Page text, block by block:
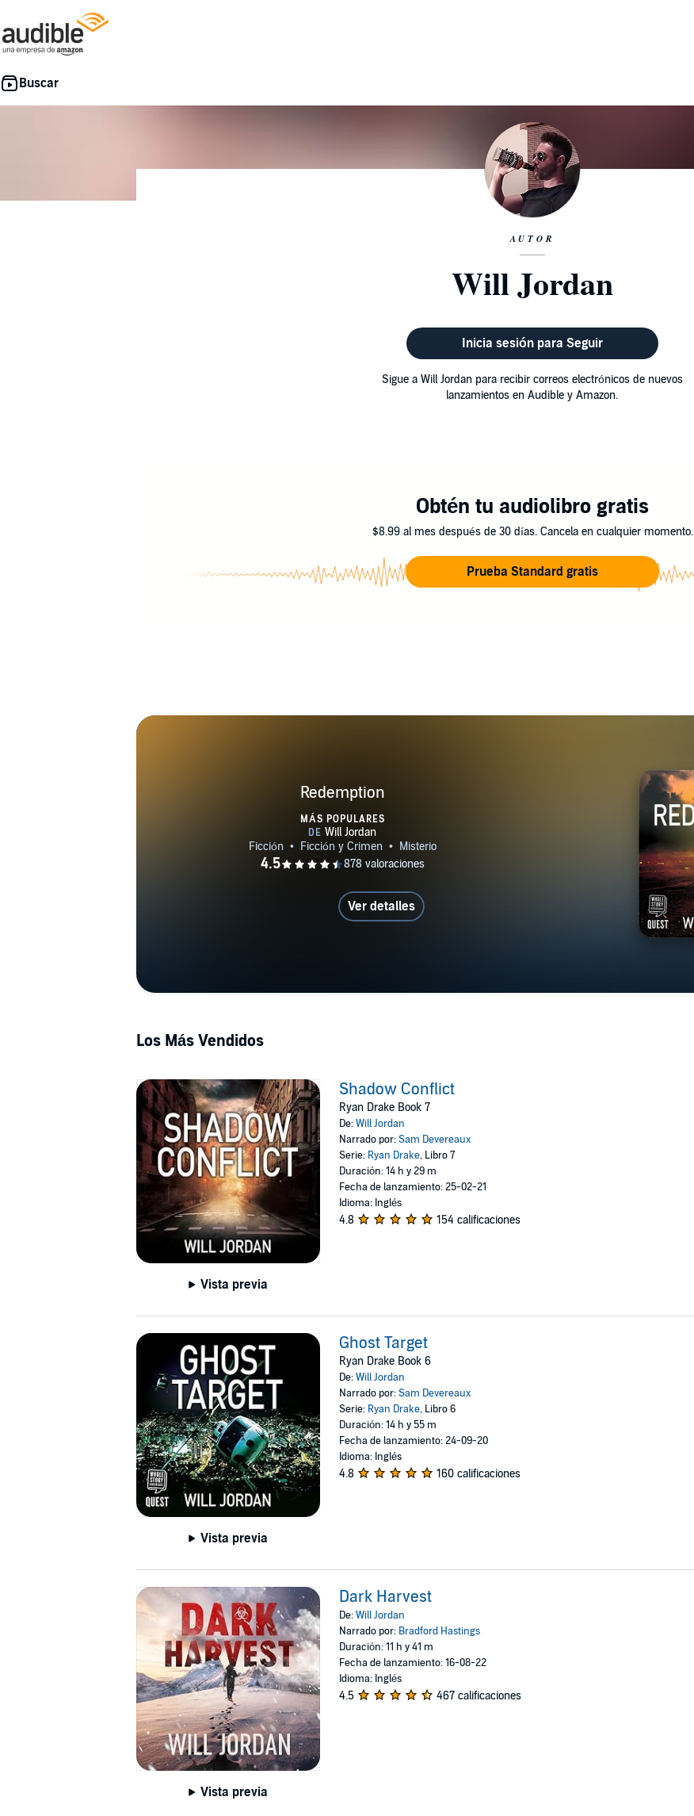
AUTOR
Will Jordan
Inicia sesión para Seguir
Sigue a Will Jordan para recibir correos electrónicos de nuevos
lanzamientos en Audible y Amazon.
Obtén tu audiolibro gratis
$8.99 al mes después de 30 días. Cancela en cualquier momento.
Prueba Standard gratis
Redemption
MÁS POPULARES
Ver detalles
Los Más Vendidos
Vista previa
Shadow Conflict
Ryan Drake Book 7
De:Will Jordan
Narrado por:Sam Devereaux
Serie: Ryan Drake, Libro 7
Duración: 14 h y 29 m
Fecha de lanzamiento: 25-02-21
Idioma: Inglés
4.8 154 calificaciones
Vista previa
Ghost Target
Ryan Drake Book 6
De:Will Jordan
Narrado por:Sam Devereaux
Serie: Ryan Drake, Libro 6
Duración: 14 h y 55 m
Fecha de lanzamiento: 24-09-20
Idioma: Inglés
4.8 160 calificaciones
Vista previa
Dark Harvest
De:Will Jordan
Narrado por: Bradford Hastings
Duración: 11 h y 41 m
Fecha de lanzamiento: 16-08-22
Idioma: Inglés
4.5 467 calificaciones